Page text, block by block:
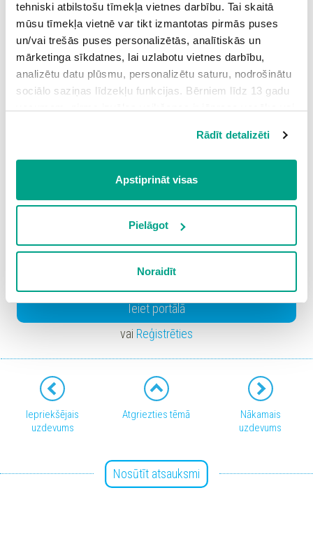
tehniski atbilstošu tīmekļa vietnes darbību. Tai skaitā
mūsu tīmekļa vietnē var tikt izmantotas pirmās puses
un/vai trešās puses personalizētās, analītiskās un
mārketinga sīkdatnes, lai uzlabotu vietnes darbību,
analizētu datu plūsmu, personalizētu saturu, nodrošinātu
sociālo saziņas līdzekļu funkcijas. Bērniem līdz 13 gadu
Spiežot uz pogas “Apstiprināt visas”, Jūs piekrītat visām
sīkdatnēm, kas atrodas šajā tīmekļa vietnē, ieskaitot
trešo pušu mārketinga sīkdatnes. Spiežot uz pogas
vietnē, izņemot “Nepieciešamās” sīkdatnes, kuru
izmantošanai nav nepieciešams iegūt lietotāja piekrišanu.
Spiežot uz pogas “Apstiprināt izvēlētās”, Jūs varat mainīt
sīkdatņu politikuun ir iespēja atsaukt savu
piekrišanu sadaļā “Sīkdatņu iestatījumi”.
Rādīt detalizēti
Apstiprināt visas
Pielāgot
Noraidīt
Atsauce:
Ieiet portālā
vai Reģistrēties
Iepriekšējais
uzdevums
Atgriezties tēmā
Nākamais
uzdevums
Nosūtīt atsauksmi